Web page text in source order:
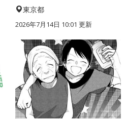
東京都
2026年7月14日 10:01 更新